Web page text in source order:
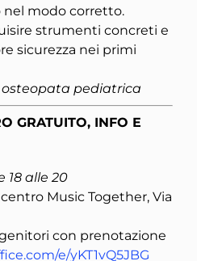
modo corretto.
strumenti concreti e
sicurezza nei primi
osteopata pediatrica
GRATUITO, INFO E
18 alle 20
Music Together, Via
con prenotazione
e/yKT1vQ5JBG